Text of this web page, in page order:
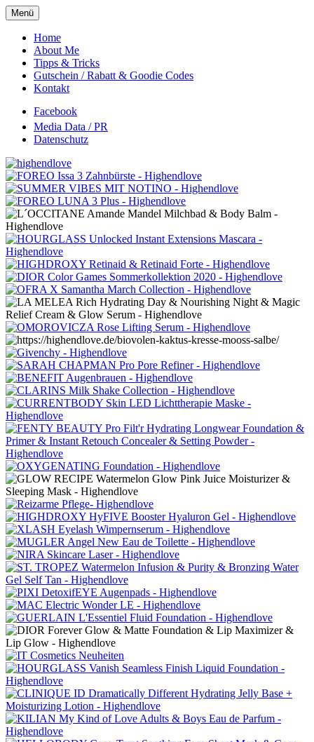
Menü
Oberes
Menü
Home
About Me
Tipps & Tricks
Gutschein / Rabatt & Goodie Codes
Kontakt
Facebook
Media Data / PR
Datenschutz